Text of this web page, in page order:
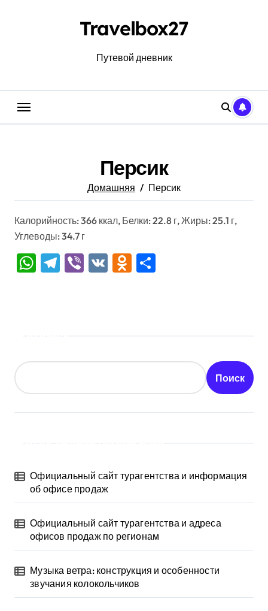
Travelbox27
Путевой дневник
Персик
Домашняя Персик
Калорийность: 366 ккал, Белки: 22.8 г, Жиры: 25.1 г,
Углеводы: 34.7 г
WhatsApp
Telegram
Viber
VK Odnoklassniki
Поиск
Официальный сайт турагентства и информация
об офисе продаж
Официальный сайт турагентства и адреса
офисов продаж по регионам
Музыка ветра: конструкция и особенности
звучания колокольчиков